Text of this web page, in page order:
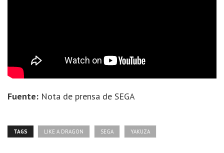
Fuente: Nota de prensa de SEGA
TAGS LIKE A DRAGON SEGA YAKUZA